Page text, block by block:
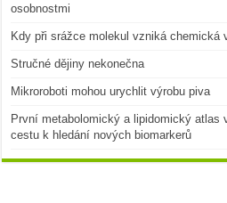
osobnostmi
Kdy při srážce molekul vzniká chemická
Stručné dějiny nekonečna
Mikroroboti mohou urychlit výrobu piva
První metabolomický a lipidomický atlas
cestu k hledání nových biomarkerů